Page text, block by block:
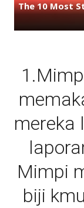
mereka
Mimpi
biji